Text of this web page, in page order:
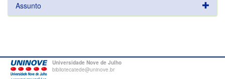
Assunto
Universidade Nove de Julho
bibliotecatede@uninove.br